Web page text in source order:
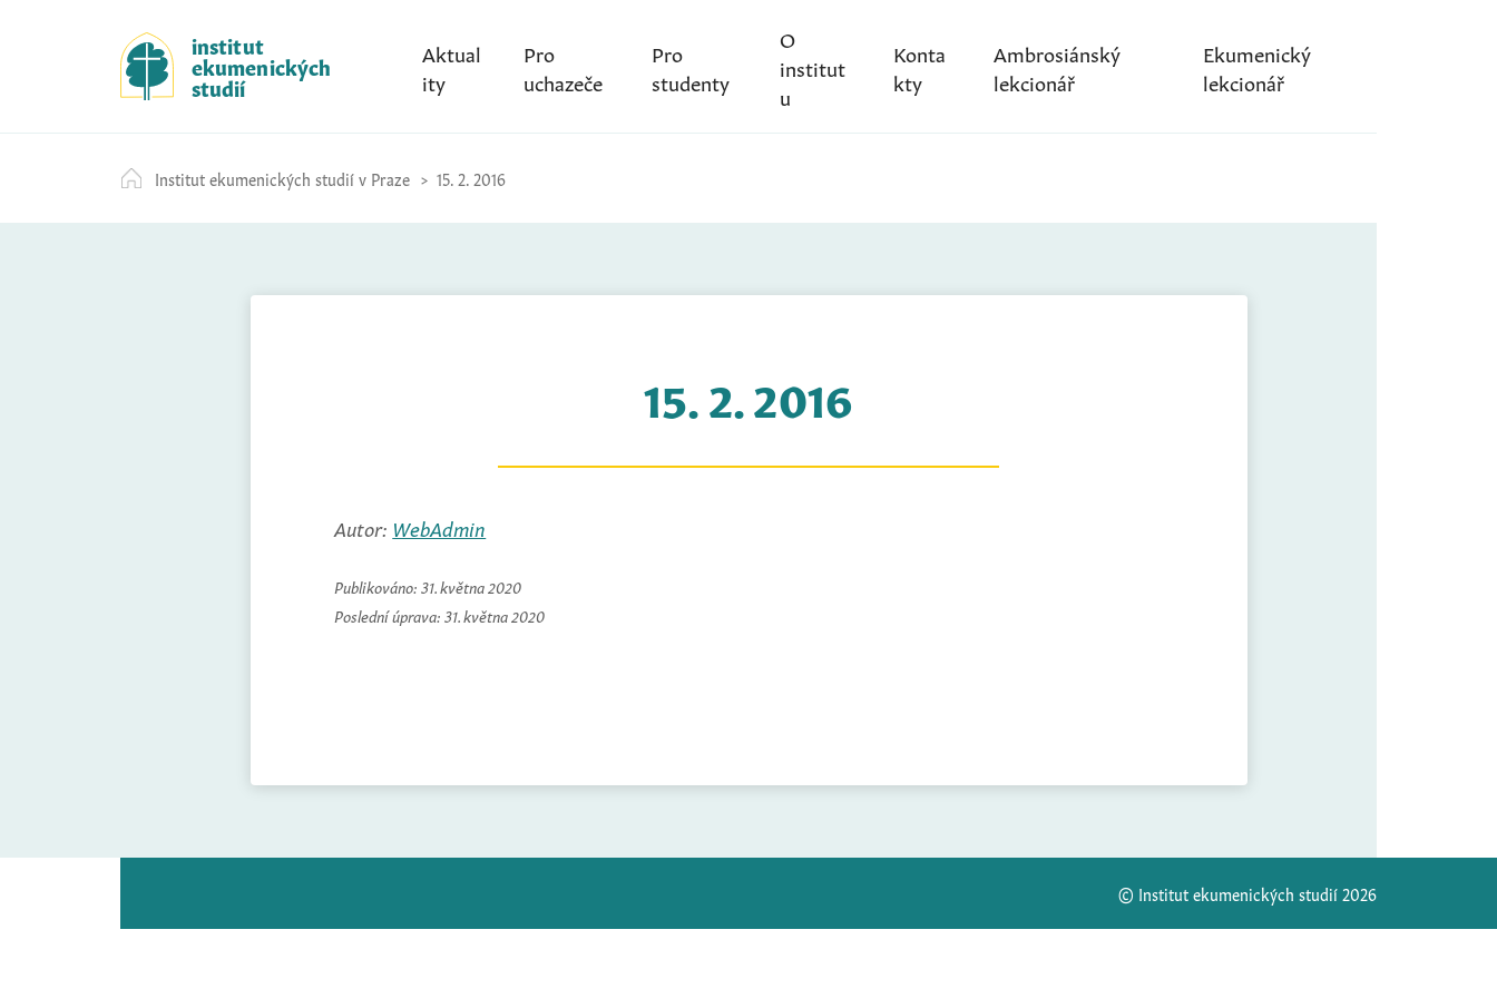
k
i
p
t
c
o
institut
ekumenických
studií
Aktual
ity
Pro
uchazeče
Pro
studenty
O
institut
u
Konta
kty
Ambrosiánský
lekcionář
Ekumenický
lekcionář
Institut ekumenických studií v Praze 15. 2. 2016
15. 2. 2016
Autor: WebAdmin
Publikováno: 31. května 2020
Poslední úprava: 31. května 2020
© Institut ekumenických studií 2026